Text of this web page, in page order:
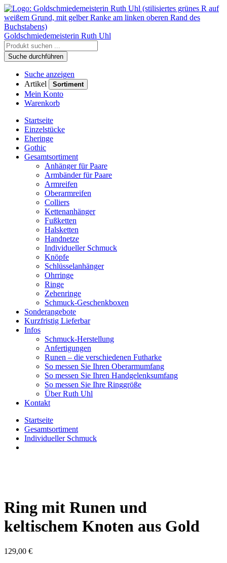
Goldschmiedemeisterin Ruth Uhl
Suche durchführen
Suche anzeigen
Artikel
Sortiment
Mein Konto
Warenkorb
Startseite
Einzelstücke
Eheringe
Gothic
Gesamtsortiment
Anhänger für Paare
Armbänder für Paare
Armreifen
Oberarmreifen
Colliers
Kettenanhänger
Fußketten
Halsketten
Handnetze
Individueller Schmuck
Knöpfe
Schlüsselanhänger
Ohrringe
Ringe
Zehenringe
Schmuck-Geschenkboxen
Sonderangebote
Kurzfristig Lieferbar
Infos
Schmuck-Herstellung
Anfertigungen
Runen – die verschiedenen Futharke
So messen Sie Ihren Oberarmumfang
So messen Sie Ihren Handgelenksumfang
So messen Sie Ihre Ringgröße
Über Ruth Uhl
Kontakt
Startseite
Gesamtsortiment
Individueller Schmuck
Ring mit Runen und
keltischem Knoten aus Gold
129,00 €